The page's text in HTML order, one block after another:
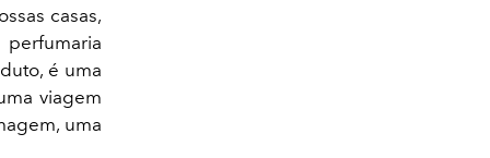
casas,
é uma
viagem
uma